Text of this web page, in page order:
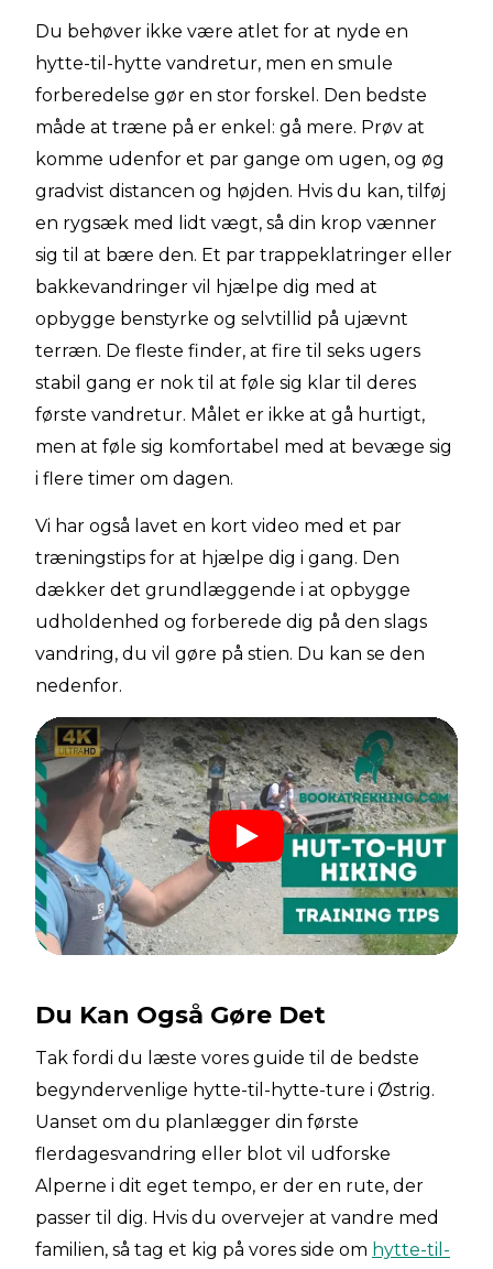
Du behøver ikke være atlet for at nyde en
hytte-til-hytte vandretur, men en smule
forberedelse gør en stor forskel. Den bedste
måde at træne på er enkel: gå mere. Prøv at
komme udenfor et par gange om ugen, og øg
gradvist distancen og højden. Hvis du kan, tilføj
en rygsæk med lidt vægt, så din krop vænner
sig til at bære den. Et par trappeklatringer eller
bakkevandringer vil hjælpe dig med at
opbygge benstyrke og selvtillid på ujævnt
terræn. De fleste finder, at fire til seks ugers
stabil gang er nok til at føle sig klar til deres
første vandretur. Målet er ikke at gå hurtigt,
men at føle sig komfortabel med at bevæge sig
i flere timer om dagen.
Vi har også lavet en kort video med et par
træningstips for at hjælpe dig i gang. Den
dækker det grundlæggende i at opbygge
udholdenhed og forberede dig på den slags
vandring, du vil gøre på stien. Du kan se den
nedenfor.
Du Kan Også Gøre Det
Tak fordi du læste vores guide til de bedste
begyndervenlige hytte-til-hytte-ture i Østrig.
Uanset om du planlægger din første
flerdagesvandring eller blot vil udforske
Alperne i dit eget tempo, er der en rute, der
passer til dig. Hvis du overvejer at vandre med
familien, så tag et kig på vores side om hytte-til-